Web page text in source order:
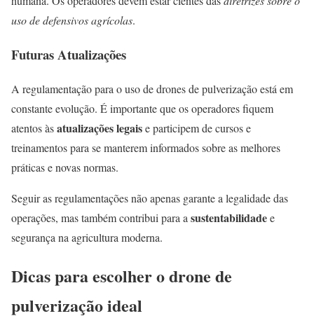
uso de defensivos agrícolas.
Futuras Atualizações
A regulamentação para o uso de drones de pulverização está em
constante evolução. É importante que os operadores fiquem
atentos àsatualizações legaise participem de cursos e
treinamentos para se manterem informados sobre as melhores
práticas e novas normas.
Seguir as regulamentações não apenas garante a legalidade das
operações, mas também contribui para a sustentabilidadee
segurança na agricultura moderna.
Dicas para escolher o drone de
pulverização ideal